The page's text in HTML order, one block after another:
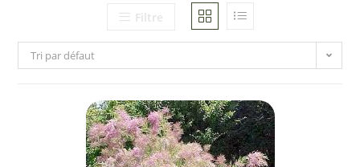
Filtre
Tri par défaut